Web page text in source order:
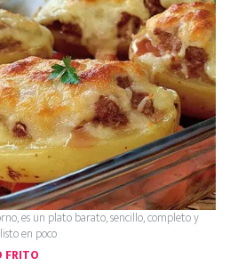
es un plato barato, sencillo, completo y
en poco
FRITO